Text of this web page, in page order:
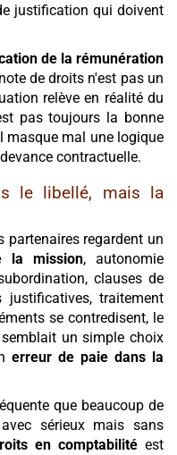
justification qui doivent
de la rémunération
de droits n'est pas un
relève en réalité du
pas toujours la bonne
masque mal une logique
contractuelle.
le libellé, mais la
partenaires regardent un
la mission, autonomie
clauses de
justificatives, traitement
se contredisent, le
un simple choix
erreur de paie dans la
que beaucoup de
sérieux mais sans
en comptabilité est